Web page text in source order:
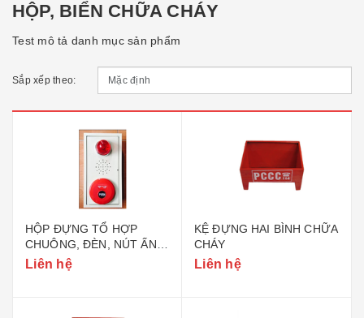
HỘP, BIỂN CHỮA CHÁY
Test mô tả danh mục sản phẩm
Sắp xếp theo:
HỘP ĐỰNG TỔ HỢP
CHUÔNG, ĐÈN, NÚT ẤN
BÁO CHÁY - TH01
Liên hệ
KỆ ĐỰNG HAI BÌNH CHỮA
CHÁY
Liên hệ